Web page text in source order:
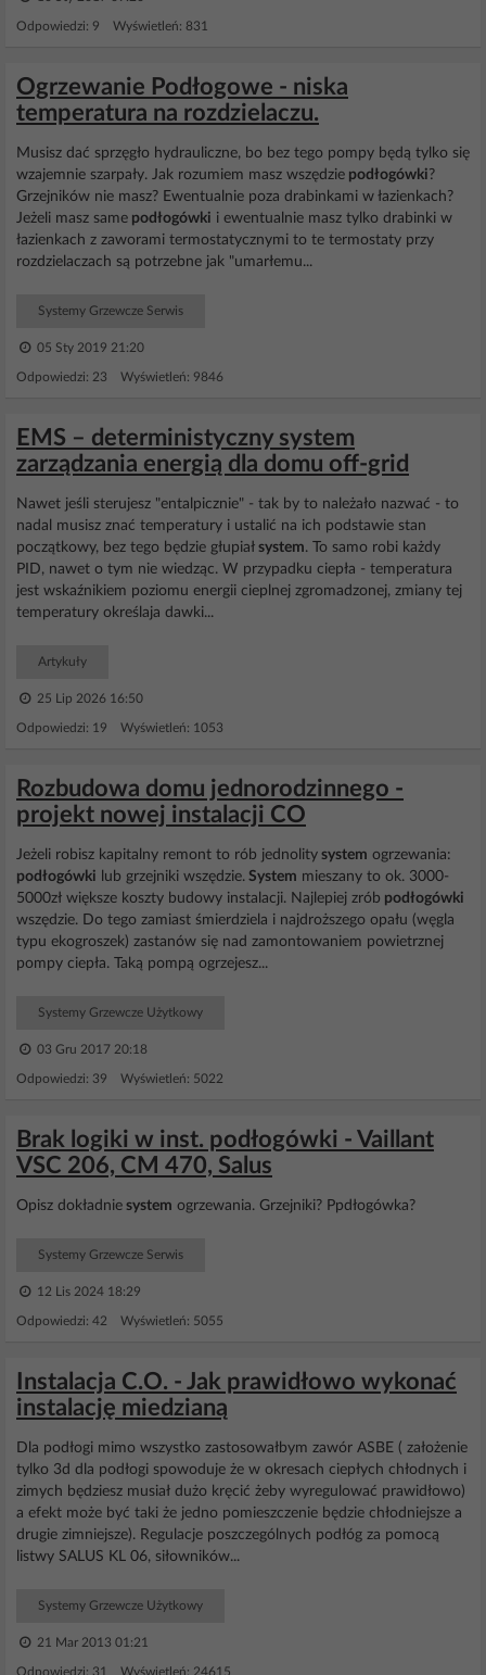
Odpowiedzi: 9 Wyświetleń: 831
Ogrzewanie Podłogowe - niska
temperatura na rozdzielaczu.
Musisz dać sprzęgło hydrauliczne, bo bez tego pompy będą tylko się
wzajemnie szarpały. Jak rozumiem masz wszędzie podłogówki?
Grzejników nie masz? Ewentualnie poza drabinkami w łazienkach?
Jeżeli masz same podłogówki i ewentualnie masz tylko drabinki w
łazienkach z zaworami termostatycznymi to te termostaty przy
rozdzielaczach są potrzebne jak "umarłemu...
Systemy Grzewcze Serwis
05 Sty 2019 21:20
Odpowiedzi: 23 Wyświetleń: 9846
EMS – deterministyczny system
zarządzania energią dla domu off-grid
Nawet jeśli sterujesz "entalpicznie" - tak by to należało nazwać - to
nadal musisz znać temperatury i ustalić na ich podstawie stan
początkowy, bez tego będzie głupiał system. To samo robi każdy
PID, nawet o tym nie wiedząc. W przypadku ciepła - temperatura
jest wskaźnikiem poziomu energii cieplnej zgromadzonej, zmiany tej
temperatury określaja dawki...
Artykuły
25 Lip 2026 16:50
Odpowiedzi: 19 Wyświetleń: 1053
Rozbudowa domu jednorodzinnego -
projekt nowej instalacji CO
Jeżeli robisz kapitalny remont to rób jednolity system ogrzewania:
podłogówki lub grzejniki wszędzie. System mieszany to ok. 3000-
5000zł większe koszty budowy instalacji. Najlepiej zrób podłogówki
wszędzie. Do tego zamiast śmierdziela i najdroższego opału (węgla
typu ekogroszek) zastanów się nad zamontowaniem powietrznej
pompy ciepła. Taką pompą ogrzejesz...
Systemy Grzewcze Użytkowy
03 Gru 2017 20:18
Odpowiedzi: 39 Wyświetleń: 5022
Brak logiki w inst. podłogówki - Vaillant
VSC 206, CM 470, Salus
Opisz dokładnie system ogrzewania. Grzejniki? Ppdłogówka?
Systemy Grzewcze Serwis
12 Lis 2024 18:29
Odpowiedzi: 42 Wyświetleń: 5055
Instalacja C.O. - Jak prawidłowo wykonać
instalację miedzianą
Dla podłogi mimo wszystko zastosowałbym zawór ASBE ( założenie
tylko 3d dla podłogi spowoduje że w okresach ciepłych chłodnych i
zimych będziesz musiał dużo kręcić żeby wyregulować prawidłowo)
a efekt może być taki że jedno pomieszczenie będzie chłodniejsze a
drugie zimniejsze). Regulacje poszczególnych podłóg za pomocą
listwy SALUS KL 06, siłowników...
Systemy Grzewcze Użytkowy
21 Mar 2013 01:21
Odpowiedzi: 31 Wyświetleń: 24615